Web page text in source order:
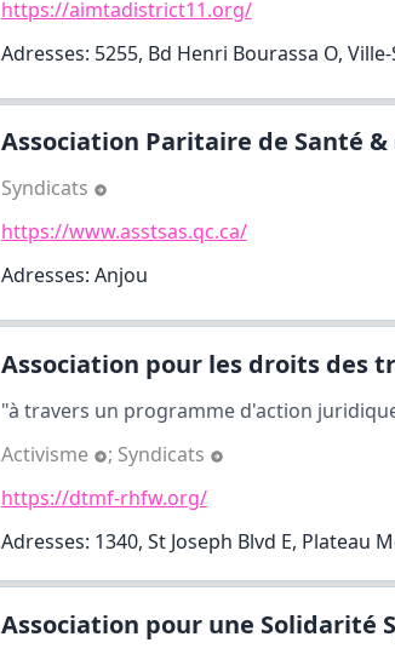
https://aimtadistrict11.org/
Adresses: 5255, Bd Henri Bourassa O,
Association Paritaire de Santé &
Syndicats
https://www.asstsas.qc.ca/
Adresses: Anjou
Association pour les droits des
"à travers un programme d'action
Activisme
; Syndicats
https://dtmf-rhfw.org/
Adresses: 1340, St Joseph Blvd E, Plateau
Association pour une Solidarité